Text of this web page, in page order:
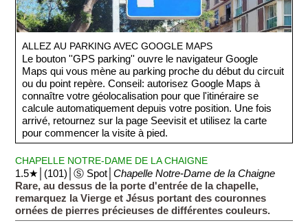
ALLEZ AU PARKING AVEC GOOGLE MAPS
Le bouton ''GPS parking'' ouvre le navigateur Google
Maps qui vous mène au parking proche du début du circuit
ou du point repère. Conseil: autorisez Google Maps à
connaître votre géolocalisation pour que l'itinéraire se
calcule automatiquement depuis votre position. Une fois
arrivé, retournez sur la page Seevisit et utilisez la carte
pour commencer la visite à pied.
CHAPELLE NOTRE-DAME DE LA CHAIGNE
1.5★│(101)│Ⓢ Spot│Chapelle Notre-Dame de la Chaigne
Rare, au dessus de la porte d'entrée de la chapelle,
remarquez la Vierge et Jésus portant des couronnes
ornées de pierres précieuses de différentes couleurs.